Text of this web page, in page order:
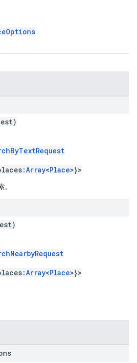
Array<Place>}>
。
Array<Place>}>